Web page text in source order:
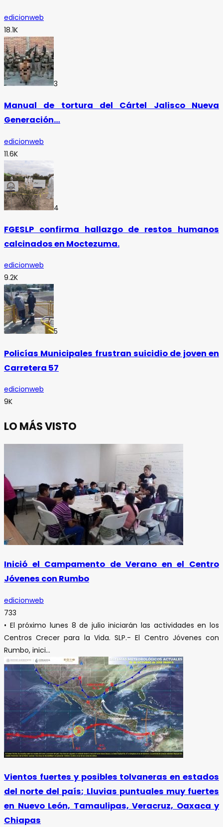
edicionweb
18.1K
3
Manual de tortura del Cártel Jalisco Nueva
Generación…
edicionweb
11.6K
4
FGESLP confirma hallazgo de restos humanos
calcinados en Moctezuma.
edicionweb
9.2K
5
Policías Municipales frustran suicidio de joven en
Carretera 57
edicionweb
9K
LO MÁS VISTO
Inició el Campamento de Verano en el Centro
Jóvenes con Rumbo
edicionweb
733
• El próximo lunes 8 de julio iniciarán las actividades en los
Centros Crecer para la Vida. SLP.- El Centro Jóvenes con
Rumbo, inici...
Vientos fuertes y posibles tolvaneras en estados
del norte del país; Lluvias puntuales muy fuertes
en Nuevo León, Tamaulipas, Veracruz, Oaxaca y
Chiapas